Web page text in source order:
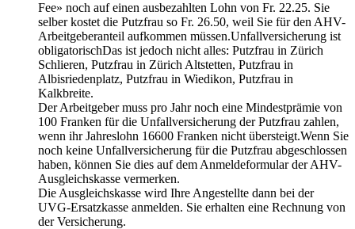
Fee» noch auf einen ausbezahlten Lohn von Fr. 22.25. Sie
selber kostet die Putzfrau so Fr. 26.50, weil Sie für den AHV-
Arbeitgeberanteil aufkommen müssen.Unfallversicherung ist
obligatorischDas ist jedoch nicht alles: Putzfrau in Zürich
Schlieren, Putzfrau in Zürich Altstetten, Putzfrau in
Albisriedenplatz, Putzfrau in Wiedikon, Putzfrau in
Kalkbreite.
Der Arbeitgeber muss pro Jahr noch eine Mindestprämie von
100 Franken für die Unfallversicherung der Putzfrau zahlen,
wenn ihr Jahreslohn 16600 Franken nicht übersteigt.Wenn Sie
noch keine Unfallversicherung für die Putzfrau abgeschlossen
haben, können Sie dies auf dem Anmeldeformular der AHV-
Ausgleichskasse vermerken.
Die Ausgleichskasse wird Ihre Angestellte dann bei der
UVG-Ersatzkasse anmelden. Sie erhalten eine Rechnung von
der Versicherung.